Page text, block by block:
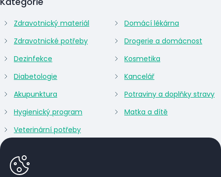
Zdravotnický materiál
Zdravotnické potřeby
Dezinfekce
Diabetologie
Akupunktura
Hygienický program
Veterinární potřeby
Domácí lékárna
Drogerie a domácnost
Kosmetika
Kancelář
Potraviny a doplňky stravy
Matka a dítě